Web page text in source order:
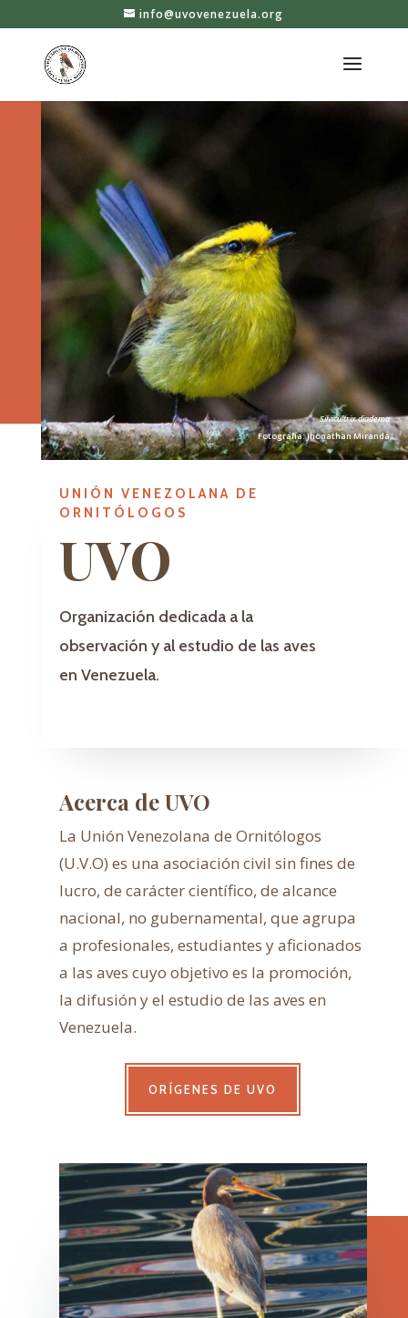
info@uvovenezuela.org
Silvicultrix diadema
Fotografía: Jhonathan Miranda
UNIÓN VENEZOLANA DE
ORNITÓLOGOS
UVO
Organización dedicada a la
observación y al estudio de las aves
en Venezuela.
Acerca de UVO
La Unión Venezolana de Ornitólogos
(U.V.O) es una asociación civil sin fines de
lucro, de carácter científico, de alcance
nacional, no gubernamental, que agrupa
a profesionales, estudiantes y aficionados
a las aves cuyo objetivo es la promoción,
la difusión y el estudio de las aves en
Venezuela.
ORÍGENES DE UVO